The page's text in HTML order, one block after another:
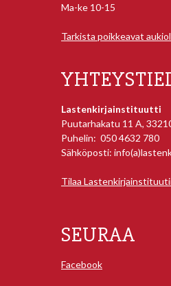
Ma-ke 10-15
Tarkista poikkeavat
Lastenkirjainstituutti
Puutarhakatu 11 A,
Puhelin: 050 4632 780
Sähköposti:
Tilaa
SEURAA
Facebook